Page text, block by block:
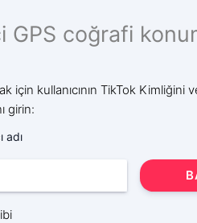
Silinen Sohbeti Çevrimiçi
Daha Fazla Abone Ekleyin
Her
GPS coğrafi
için kullanıcının TikTok Kimliğini
girin:
adı